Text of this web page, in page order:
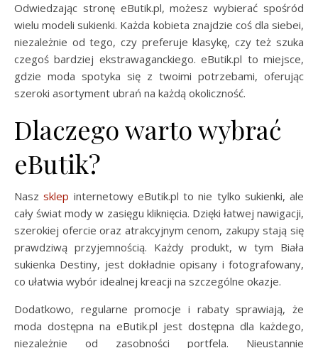
Odwiedzając stronę eButik.pl, możesz wybierać spośród
wielu modeli sukienki. Każda kobieta znajdzie coś dla siebei,
niezależnie od tego, czy preferuje klasykę, czy też szuka
czegoś bardziej ekstrawaganckiego. eButik.pl to miejsce,
gdzie moda spotyka się z twoimi potrzebami, oferując
szeroki asortyment ubrań na każdą okoliczność.
Dlaczego warto wybrać
eButik?
Naszsklep internetowy eButik.pl to nie tylko sukienki, ale
cały świat mody w zasięgu kliknięcia. Dzięki łatwej nawigacji,
szerokiej ofercie oraz atrakcyjnym cenom, zakupy stają się
prawdziwą przyjemnością. Każdy produkt, w tym Biała
sukienka Destiny, jest dokładnie opisany i fotografowany,
co ułatwia wybór idealnej kreacji na szczególne okazje.
Dodatkowo, regularne promocje i rabaty sprawiają, że
moda dostępna na eButik.pl jest dostępna dla każdego,
niezależnie od zasobności portfela. Nieustannie